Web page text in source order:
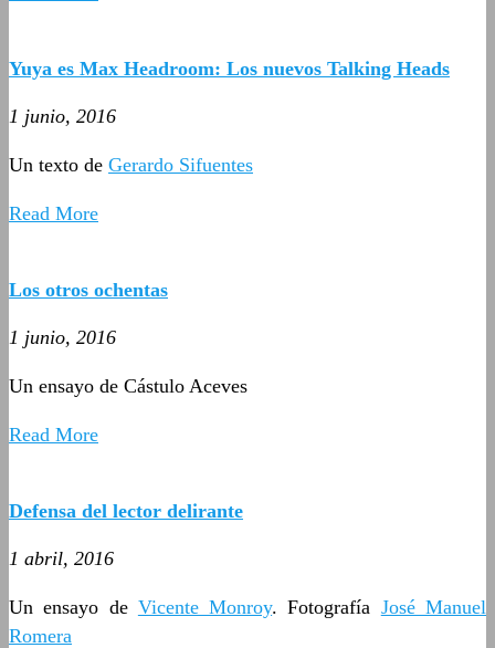
Yuya es Max Headroom: Los nuevos Talking Heads
1 junio, 2016
Un texto de Gerardo Sifuentes
Read More
Los otros ochentas
1 junio, 2016
Un ensayo de Cástulo Aceves
Read More
Defensa del lector delirante
1 abril, 2016
Un ensayo de Vicente Monroy. Fotografía José Manuel
Romera